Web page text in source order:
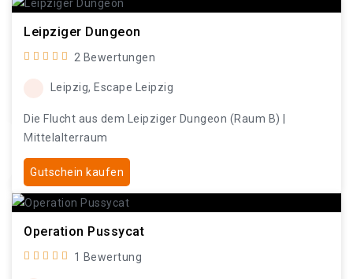
Leipziger Dungeon
2 Bewertungen
Leipzig, Escape Leipzig
Die Flucht aus dem Leipziger Dungeon (Raum B) |
Mittelalterraum
Gutschein kaufen
Operation Pussycat
1 Bewertung